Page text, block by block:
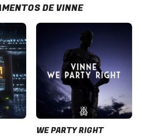
DE VINNE
WE PARTY RIGHT